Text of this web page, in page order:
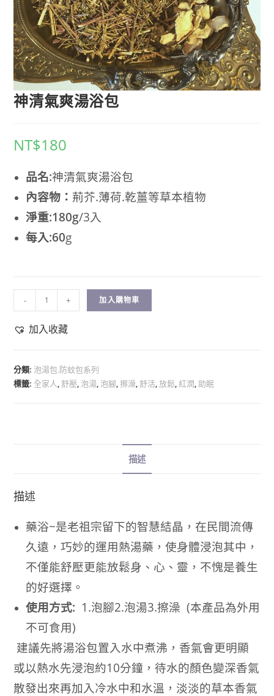
神清氣爽湯浴包
NT$180
品名:神清氣爽湯浴包
內容物 ： 荊芥.薄荷.乾薑等草本植物
淨重:180g/3入
每入:60g
- + 加入購物車
加入收藏
分類: 泡湯包.防蚊包系列
標籤: 全家人 ,舒壓 泡湯 泡腳 ,擦澡 ,舒活 ,放鬆 ,紅潤 助眠
描述
描述
藥浴~是老祖宗留下的智慧結晶，在民間流傳
久遠，巧妙的運用熱湯藥，使身體浸泡其中，
不僅能舒壓更能放鬆身、心、靈，不愧是養生
的好選擇。
使用方式: 1.泡腳2.泡湯3.擦澡 (本產品為外用
不可食用)
建議先將湯浴包置入水中煮沸，香氣會更明顯
或以熱水先浸泡約10分鐘，待水的顏色變深香氣
散發出來再加入冷水中和水溫，淡淡的草本香氣